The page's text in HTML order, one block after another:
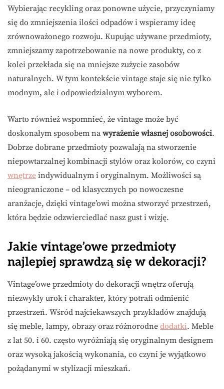
Wybierając recykling oraz ponowne użycie, przyczyniamy
się do zmniejszenia ilości odpadów i wspieramy ideę
zrównoważonego rozwoju. Kupując używane przedmioty,
zmniejszamy zapotrzebowanie na nowe produkty, co z
kolei przekłada się na mniejsze zużycie zasobów
naturalnych. W tym kontekście vintage staje się nie tylko
modnym, ale i odpowiedzialnym wyborem.
Warto również wspomnieć, że vintage może być
doskonałym sposobem na wyrażenie własnej osobowości.
Dobrze dobrane przedmioty pozwalają na stworzenie
niepowtarzalnej kombinacji stylów oraz kolorów, co czyni
wnętrze indywidualnym i oryginalnym. Możliwości są
nieograniczone – od klasycznych po nowoczesne
aranżacje, dzięki vintage’owi można stworzyć przestrzeń,
która będzie odzwierciedlać nasz gust i wizję.
Jakie vintage’owe przedmioty
najlepiej sprawdzą się w dekoracji?
Vintage’owe przedmioty do dekoracji wnętrz oferują
niezwykły urok i charakter, który potrafi odmienić
przestrzeń. Wśród najciekawszych przykładów znajdują
się meble, lampy, obrazy oraz różnorodne dodatki. Meble
z lat 50. i 60. często wyróżniają się oryginalnym designem
oraz wysoką jakością wykonania, co czyni je wyjątkowo
pożądanymi w stylizacji mieszkań.